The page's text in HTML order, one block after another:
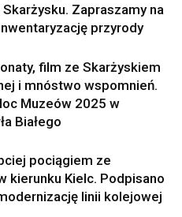
Zapraszamy na
przyrody
film ze Skarżyskiem
i mnóstwo wspomnień.
Muzeów 2025 w
Białego
pociągiem ze
kierunku Kielc. Podpisano
linii kolejowej